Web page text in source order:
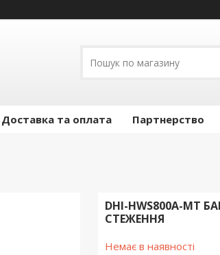
Доставка та оплата Партнерство
DHI-HWS800A-
СТЕЖЕННЯ
Немає в наявності